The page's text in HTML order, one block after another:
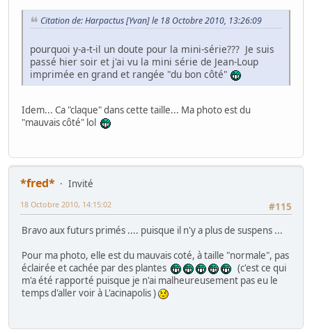
Citation de: Harpactus [Yvan] le 18 Octobre 2010, 13:26:09
pourquoi y-a-t-il un doute pour la mini-série??? Je suis
passé hier soir et j'ai vu la mini série de Jean-Loup
imprimée en grand et rangée "du bon côté"
Idem... Ca "claque" dans cette taille... Ma photo est du
"mauvais côté" lol
*fred*
Invité
#115
18 Octobre 2010, 14:15:02
Bravo aux futurs primés .... puisque il n'y a plus de suspens ...
Pour ma photo, elle est du mauvais coté, à taille "normale", pas
éclairée et cachée par des plantes
(c'est ce qui
m'a été rapporté puisque je n'ai malheureusement pas eu le
temps d'aller voir à L'acinapolis )